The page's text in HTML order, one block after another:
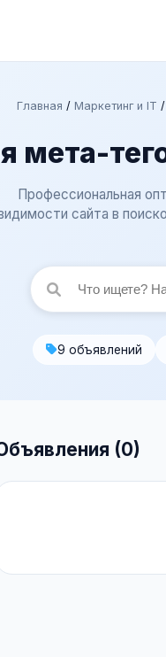
Главная / Маркетинг и IT /
мета-
Профессиональная
сайта в
9 объявлений
(0)